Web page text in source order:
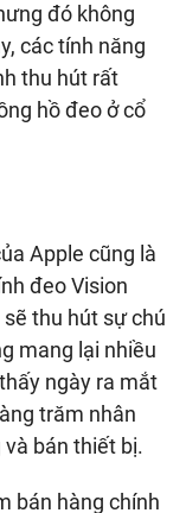
đó không
các tính năng
thu hút rất
hồ đeo ở cổ
Apple cũng là
đeo Vision
thu hút sự chú
mang lại nhiều
ngày ra mắt
trăm nhân
bán thiết bị.
bán hàng chính